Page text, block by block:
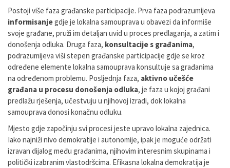
Postoji više faza građanske participacije. Prva faza podrazumijeva
informisanjegdje je lokalna samouprava u obavezi da informiše
svoje građane, pruži im detaljan uvid u proces predlaganja, a zatim i
donošenja odluka. Druga faza, konsultacije s građanima,
podrazumijeva viši stepen građanske participacije gdje se kroz
određene elemente lokalna samouprava konsultuje sa građanima
na određenom problemu. Posljednja faza, aktivno učešće
građana u procesu donošenja odluka, je faza u kojoj građani
predlažu rješenja, učestvuju u njihovoj izradi, dok lokalna
samouprava donosi konačnu odluku.
Mjesto gdje započinju svi procesi jeste upravo lokalna zajednica.
Iako najniži nivo demokratije i autonomije, ipak je moguće održati
izravan dijalog među građanima, njihovim interesnim skupinama i
politički izabranim vlastodršcima. Efikasna lokalna demokratija je